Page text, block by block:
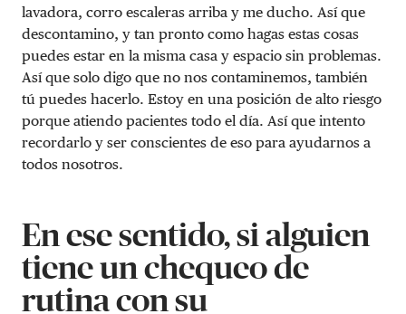
lavadora, corro escaleras arriba y me ducho. Así que
descontamino, y tan pronto como hagas estas cosas
puedes estar en la misma casa y espacio sin problemas.
Así que solo digo que no nos contaminemos, también
tú puedes hacerlo. Estoy en una posición de alto riesgo
porque atiendo pacientes todo el día. Así que intento
recordarlo y ser conscientes de eso para ayudarnos a
todos nosotros.
En ese sentido, si alguien
tiene un chequeo de
rutina con su